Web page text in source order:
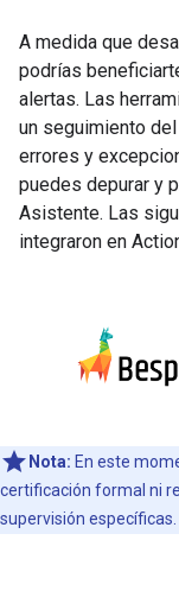
A medida que
podrías
alertas. Las
un seguimiento
errores y
puedes depurar y
Asistente. Las
integraron en
Nota: En este
certificación formal ni
supervisión específicas.